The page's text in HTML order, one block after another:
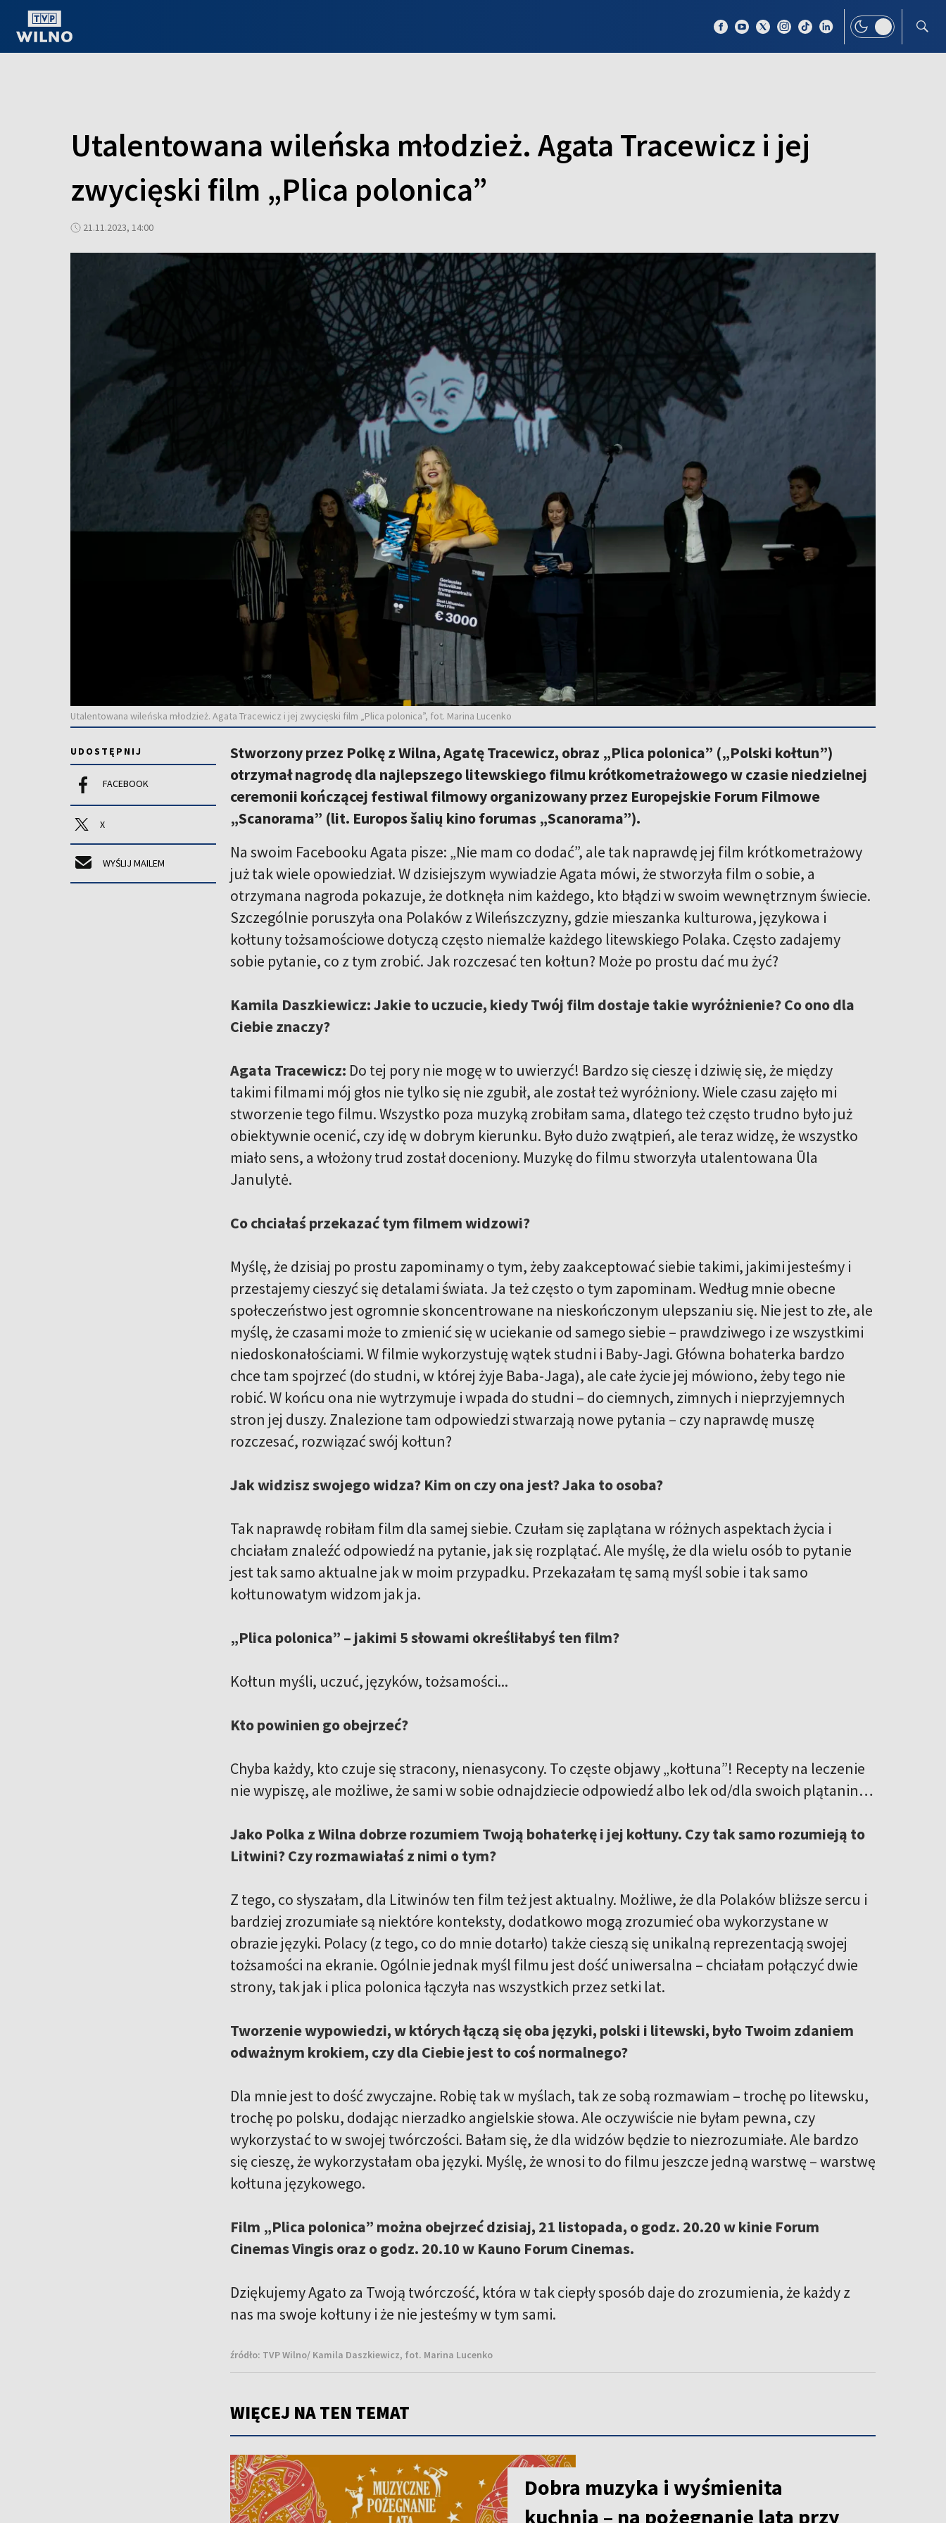
Utalentowana wileńska młodzież. Agata Tracewicz i jej
zwycięski film „Plica polonica”
21.11.2023, 14:00
Utalentowana wileńska młodzież. Agata Tracewicz i jej zwycięski film „Plica polonica”, fot. Marina Lucenko
UDOSTĘPNIJ
FACEBOOK
X
WYŚLIJ MAILEM
Stworzony przez Polkę z Wilna, Agatę Tracewicz, obraz „Plica polonica” („Polski kołtun”)
otrzymał nagrodę dla najlepszego litewskiego filmu krótkometrażowego w czasie niedzielnej
ceremonii kończącej festiwal filmowy organizowany przez Europejskie Forum Filmowe
„Scanorama” (lit. Europos šalių kino forumas „Scanorama”).
Na swoim Facebooku Agata pisze: „Nie mam co dodać”, ale tak naprawdę jej film krótkometrażowy
już tak wiele opowiedział. W dzisiejszym wywiadzie Agata mówi, że stworzyła film o sobie, a
otrzymana nagroda pokazuje, że dotknęła nim każdego, kto błądzi w swoim wewnętrznym świecie.
Szczególnie poruszyła ona Polaków z Wileńszczyzny, gdzie mieszanka kulturowa, językowa i
kołtuny tożsamościowe dotyczą często niemalże każdego litewskiego Polaka. Często zadajemy
sobie pytanie, co z tym zrobić. Jak rozczesać ten kołtun? Może po prostu dać mu żyć?
Kamila Daszkiewicz: Jakie to uczucie, kiedy Twój film dostaje takie wyróżnienie? Co ono dla
Ciebie znaczy?
Agata Tracewicz: Do tej pory nie mogę w to uwierzyć! Bardzo się cieszę i dziwię się, że między
takimi filmami mój głos nie tylko się nie zgubił, ale został też wyróżniony. Wiele czasu zajęło mi
stworzenie tego filmu. Wszystko poza muzyką zrobiłam sama, dlatego też często trudno było już
obiektywnie ocenić, czy idę w dobrym kierunku. Było dużo zwątpień, ale teraz widzę, że wszystko
miało sens, a włożony trud został doceniony. Muzykę do filmu stworzyła utalentowana Ūla
Janulytė.
Co chciałaś przekazać tym filmem widzowi?
Myślę, że dzisiaj po prostu zapominamy o tym, żeby zaakceptować siebie takimi, jakimi jesteśmy i
przestajemy cieszyć się detalami świata. Ja też często o tym zapominam. Według mnie obecne
społeczeństwo jest ogromnie skoncentrowane na nieskończonym ulepszaniu się. Nie jest to złe, ale
myślę, że czasami może to zmienić się w uciekanie od samego siebie – prawdziwego i ze wszystkimi
niedoskonałościami. W filmie wykorzystuję wątek studni i Baby-Jagi. Główna bohaterka bardzo
chce tam spojrzeć (do studni, w której żyje Baba-Jaga), ale całe życie jej mówiono, żeby tego nie
robić. W końcu ona nie wytrzymuje i wpada do studni – do ciemnych, zimnych i nieprzyjemnych
stron jej duszy. Znalezione tam odpowiedzi stwarzają nowe pytania – czy naprawdę muszę
rozczesać, rozwiązać swój kołtun?
Jak widzisz swojego widza? Kim on czy ona jest? Jaka to osoba?
Tak naprawdę robiłam film dla samej siebie. Czułam się zaplątana w różnych aspektach życia i
chciałam znaleźć odpowiedź na pytanie, jak się rozplątać. Ale myślę, że dla wielu osób to pytanie
jest tak samo aktualne jak w moim przypadku. Przekazałam tę samą myśl sobie i tak samo
kołtunowatym widzom jak ja.
„Plica polonica” – jakimi 5 słowami określiłabyś ten film?
Kołtun myśli, uczuć, języków, tożsamości...
Kto powinien go obejrzeć?
Chyba każdy, kto czuje się stracony, nienasycony. To częste objawy „kołtuna”! Recepty na leczenie
nie wypiszę, ale możliwe, że sami w sobie odnajdziecie odpowiedź albo lek od/dla swoich plątanin…
Jako Polka z Wilna dobrze rozumiem Twoją bohaterkę i jej kołtuny. Czy tak samo rozumieją to
Litwini? Czy rozmawiałaś z nimi o tym?
Z tego, co słyszałam, dla Litwinów ten film też jest aktualny. Możliwe, że dla Polaków bliższe sercu i
bardziej zrozumiałe są niektóre konteksty, dodatkowo mogą zrozumieć oba wykorzystane w
obrazie języki. Polacy (z tego, co do mnie dotarło) także cieszą się unikalną reprezentacją swojej
tożsamości na ekranie. Ogólnie jednak myśl filmu jest dość uniwersalna – chciałam połączyć dwie
strony, tak jak i plica polonica łączyła nas wszystkich przez setki lat.
Tworzenie wypowiedzi, w których łączą się oba języki, polski i litewski, było Twoim zdaniem
odważnym krokiem, czy dla Ciebie jest to coś normalnego?
Dla mnie jest to dość zwyczajne. Robię tak w myślach, tak ze sobą rozmawiam – trochę po litewsku,
trochę po polsku, dodając nierzadko angielskie słowa. Ale oczywiście nie byłam pewna, czy
wykorzystać to w swojej twórczości. Bałam się, że dla widzów będzie to niezrozumiałe. Ale bardzo
się cieszę, że wykorzystałam oba języki. Myślę, że wnosi to do filmu jeszcze jedną warstwę – warstwę
kołtuna językowego.
Film „Plica polonica” można obejrzeć dzisiaj, 21 listopada, o godz. 20.20 w kinie Forum
Cinemas Vingis oraz o godz. 20.10 w Kauno Forum Cinemas.
Dziękujemy Agato za Twoją twórczość, która w tak ciepły sposób daje do zrozumienia, że każdy z
nas ma swoje kołtuny i że nie jesteśmy w tym sami.
źródło: TVP Wilno/ Kamila Daszkiewicz, fot. Marina Lucenko
WIĘCEJ NA TEN TEMAT
Dobra muzyka i wyśmienita
kuchnia – na pożegnanie lata przy